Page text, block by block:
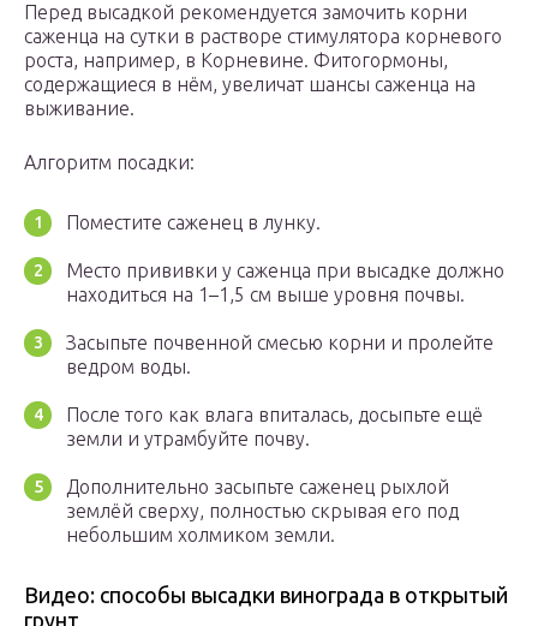
Перед высадкой рекомендуется замочить корни
саженца на сутки в растворе стимулятора корневого
роста, например, в Корневине. Фитогормоны,
содержащиеся в нём, увеличат шансы саженца на
выживание.
Алгоритм посадки:
Поместите саженец в лунку.
Место прививки у саженца при высадке должно
находиться на 1–1,5 см выше уровня почвы.
Засыпьте почвенной смесью корни и пролейте
ведром воды.
После того как влага впиталась, досыпьте ещё
земли и утрамбуйте почву.
Дополнительно засыпьте саженец рыхлой
землёй сверху, полностью скрывая его под
небольшим холмиком земли.
Видео: способы высадки винограда в открытый
грунт